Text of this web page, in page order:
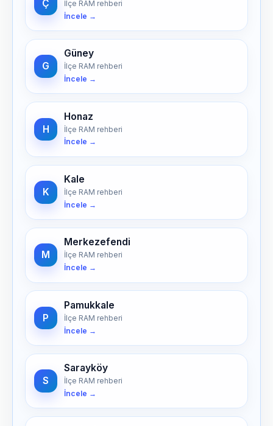
Ç
İlçe RAM rehberi
İncele →
G
Güney
İlçe RAM rehberi
İncele →
H
Honaz
İlçe RAM rehberi
İncele →
K
Kale
İlçe RAM rehberi
İncele →
M
Merkezefendi
İlçe RAM rehberi
İncele →
P
Pamukkale
İlçe RAM rehberi
İncele →
S
Sarayköy
İlçe RAM rehberi
İncele →